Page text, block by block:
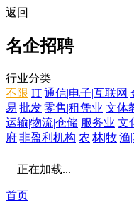
返回
名企招聘
行业分类
不限 IT|通信|电子|互联网
易|批发|零售|租凭业 文体
运输|物流|仓储 服务业 文
府|非盈利机构 农|林|牧|渔
正在加载...
首页